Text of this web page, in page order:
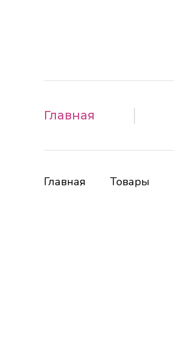
Главная
Главная Товары